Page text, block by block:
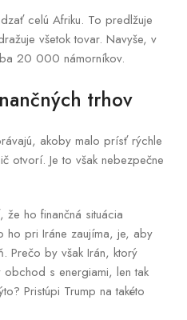
celú Afriku. To predlžuje
všetok tovar. Navyše, v
20 000 námorníkov.
trhov
akoby malo prísť rýchle
otvorí. Je to však nebezpečne
ho finančná situácia
ho pri Iráne zaujíma, je, aby
Prečo by však Irán, ktorý
obchod s energiami, len tak
Pristúpi Trump na takéto